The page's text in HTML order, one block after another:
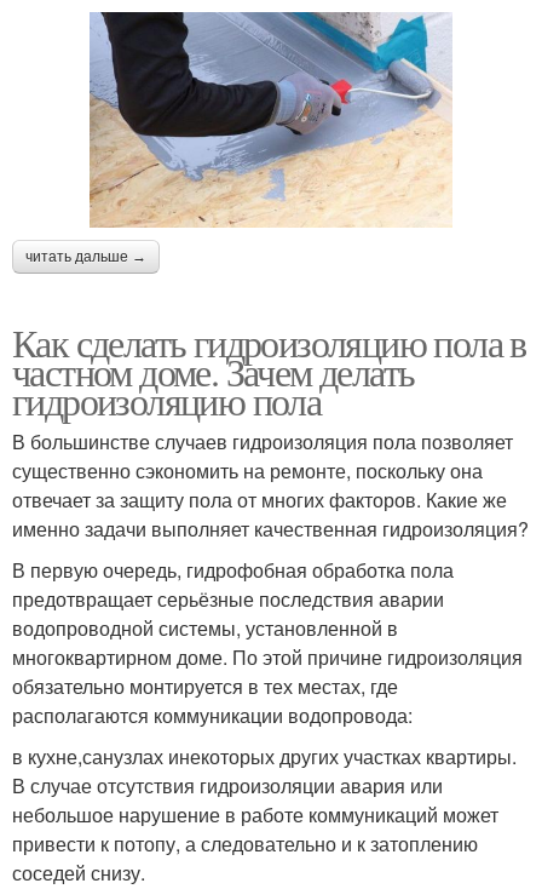
читать дальше →
Как сделать гидроизоляцию пола в
частном доме. Зачем делать
гидроизоляцию пола
В большинстве случаев гидроизоляция пола позволяет
существенно сэкономить на ремонте, поскольку она
отвечает за защиту пола от многих факторов. Какие же
именно задачи выполняет качественная гидроизоляция?
В первую очередь, гидрофобная обработка пола
предотвращает серьёзные последствия аварии
водопроводной системы, установленной в
многоквартирном доме. По этой причине гидроизоляция
обязательно монтируется в тех местах, где
располагаются коммуникации водопровода:
в кухне,санузлах инекоторых других участках квартиры.
В случае отсутствия гидроизоляции авария или
небольшое нарушение в работе коммуникаций может
привести к потопу, а следовательно и к затоплению
соседей снизу.